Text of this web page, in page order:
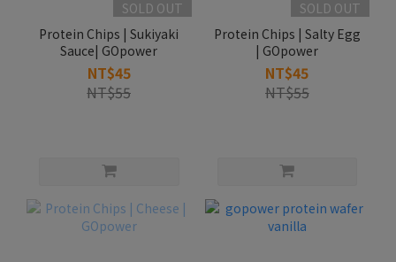
SOLD OUT
Protein Chips | Sukiyaki
Sauce| GOpower
NT$45
NT$55
SOLD OUT
Protein Chips | Salty Egg
| GOpower
NT$45
NT$55